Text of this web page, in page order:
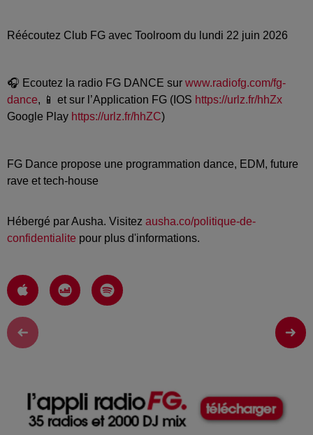
Réécoutez Club FG avec Toolroom du lundi 22 juin 2026
🎧 Ecoutez la radio FG DANCE sur www.radiofg.com/fg-
dance, 📱 et sur l’Application FG (IOS https://urlz.fr/hhZx
Google Play https://urlz.fr/hhZC)
FG Dance propose une programmation dance, EDM, future
rave et tech-house
Hébergé par Ausha. Visitez ausha.co/politique-de-
confidentialite pour plus d'informations.